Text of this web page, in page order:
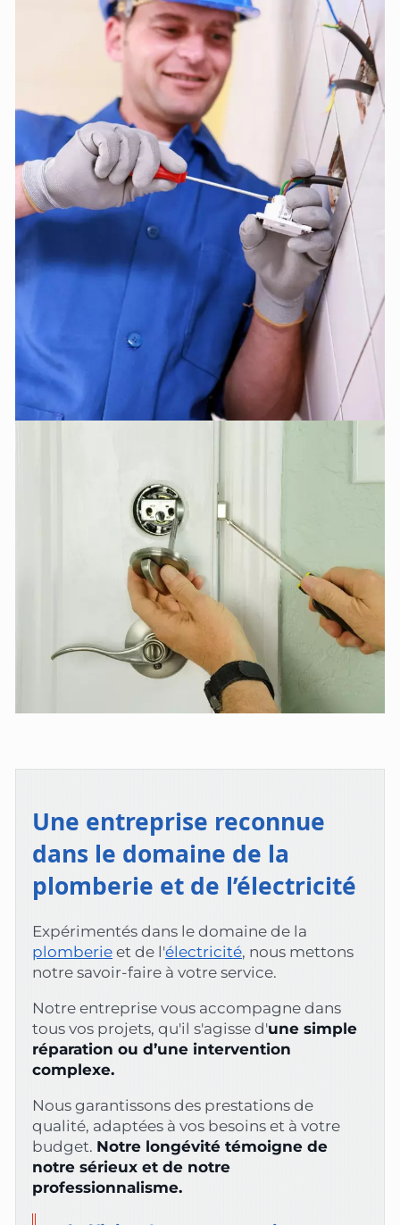
Une entreprise reconnue
dans le domaine de la
plomberie et de l’électricité
Expérimentés dans le domaine de la
plomberie et de l'électricité, nous mettons
notre savoir-faire à votre service.
Notre entreprise vous accompagne dans
tous vos projets, qu'il s'agisse d'une simple
réparation ou d’une intervention
complexe.
Nous garantissons des prestations de
qualité, adaptées à vos besoins et à votre
budget. Notre longévité témoigne de
notre sérieux et de notre
professionnalisme.